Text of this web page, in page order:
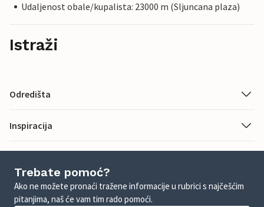
Udaljenost obale/kupalista: 23000 m (Sljuncana plaza)
Istraži
Odredišta
Inspiracija
Trebate pomoć?
Ako ne možete pronaći tražene informacije u rubrici s najčešćim
pitanjima, naš će vam tim rado pomoći.